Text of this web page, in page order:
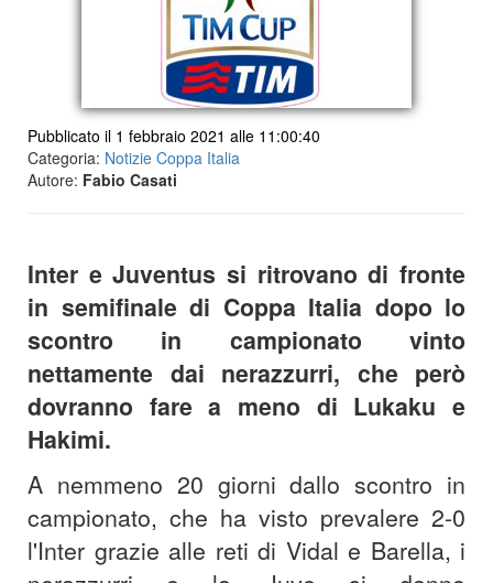
Pubblicato il 1 febbraio 2021 alle 11:00:40
Categoria: Notizie Coppa Italia
Autore: Fabio Casati
Inter e Juventus si ritrovano di fronte
in semifinale di Coppa Italia dopo lo
scontro in campionato vinto
nettamente dai nerazzurri, che però
dovranno fare a meno di Lukaku e
Hakimi.
A nemmeno 20 giorni dallo scontro in
campionato, che ha visto prevalere 2-0
l'Inter grazie alle reti di Vidal e Barella, i